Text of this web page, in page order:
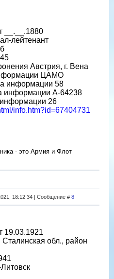
__.__.1880
лейтенант
Австрия, г. Вена
ЦАМО
информации 58
информации A-64238
26
info.htm?id=67404731
- это Армия и Флот
18:12:34 | Сообщение # 8
19.03.1921
обл., район